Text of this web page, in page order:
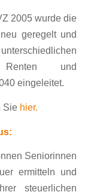
2005 wurde die
geregelt und
Renten und
eingeleitet.
Sie hier.
Seniorinnen
ermitteln und
steuerlichen